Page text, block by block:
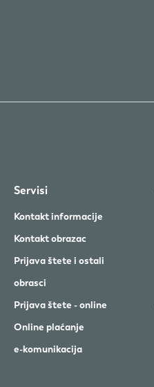
Servisi
Kontakt informacije
Kontakt obrazac
Prijava štete i ostali
obrasci
Prijava štete - online
Online plaćanje
e-komunikacija